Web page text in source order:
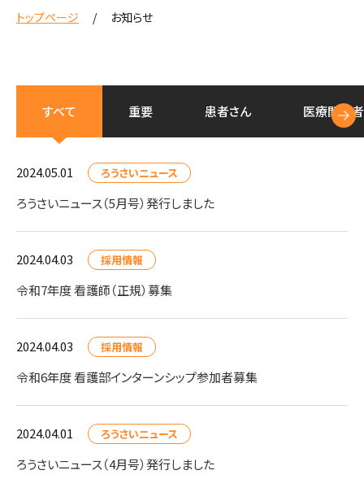
トップページ お知らせ
すべて 重要 患者さん 医療関係
2024.05.01 ろうさいニュース
ろうさいニュース（5月号）発行しました
2024.04.03 採用情報
令和7年度 看護師（正規）募集
2024.04.03 採用情報
令和6年度 看護部インターンシップ参加者募集
2024.04.01 ろうさいニュース
ろうさいニュース（4月号）発行しました